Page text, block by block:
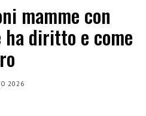
mamme con
diritto e come
2026